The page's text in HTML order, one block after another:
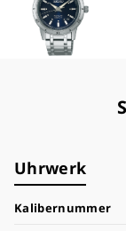
Uhrwerk
Kalibernummer